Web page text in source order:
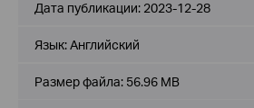
Дата публикации: 2023-12-28
Язык:Английский
Размер файла: 56.96 MB